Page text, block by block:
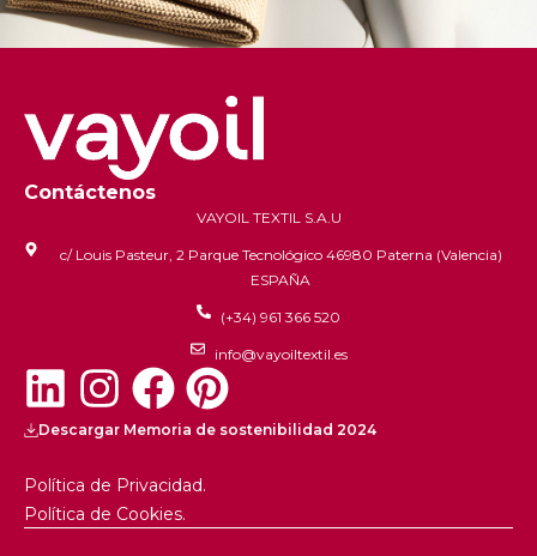
Contáctenos
VAYOIL TEXTIL S.A.U
c/ Louis Pasteur, 2 Parque Tecnológico 46980 Paterna (Valencia)
ESPAÑA
(+34) 961 366 520
info@vayoiltextil.es
Descargar Memoria de sostenibilidad 2024
Política de Privacidad.
Política de Cookies.